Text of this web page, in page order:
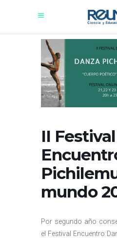
II Festival
mundo
Por segundo año
el Festival Encuentro